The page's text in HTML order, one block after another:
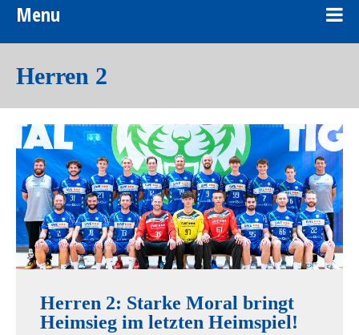
Menu
Herren 2
Herren 2: Starke Moral bringt
Heimsieg im letzten Heimspiel!